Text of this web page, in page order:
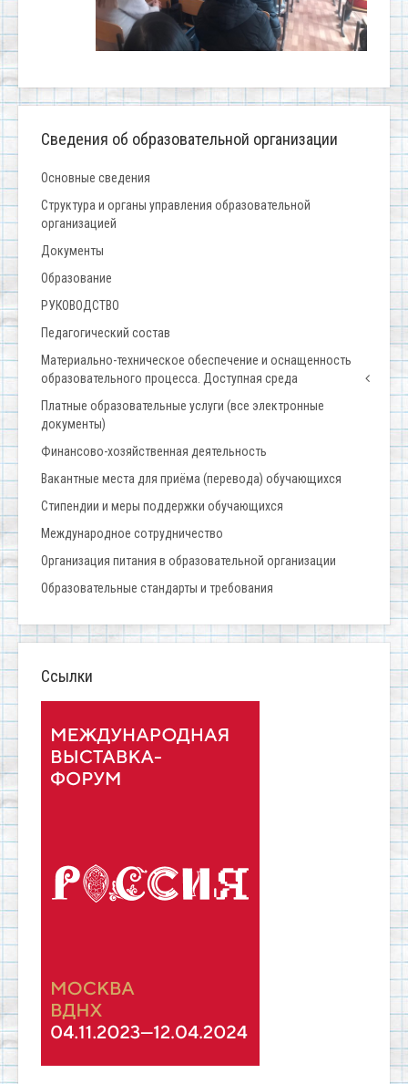
Сведения об образовательной организации
Основные сведения
Структура и органы управления образовательной
организацией
Документы
Образование
РУКОВОДСТВО
Педагогический состав
Материально-техническое обеспечение и оснащенность
образовательного процесса. Доступная среда
Платные образовательные услуги (все электронные
документы)
Финансово-хозяйственная деятельность
Вакантные места для приёма (перевода) обучающихся
Стипендии и меры поддержки обучающихся
Международное сотрудничество
Организация питания в образовательной организации
Образовательные стандарты и требования
Ссылки